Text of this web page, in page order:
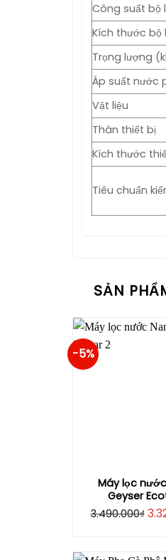
Công suất bộ
Kích thước bộ
Trọng lượng
Áp suất nước
Vật liệu
Thân thiết bị
Kích thước
Tiêu chuẩn
SẢN
-5%
Máy lọc
Geyser
3.490.000₫ Giá